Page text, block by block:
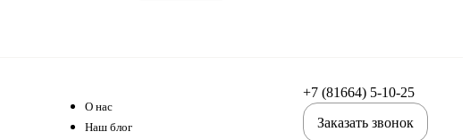
О нас
Наш блог
+7 (81664) 5-10-25
Заказать звонок